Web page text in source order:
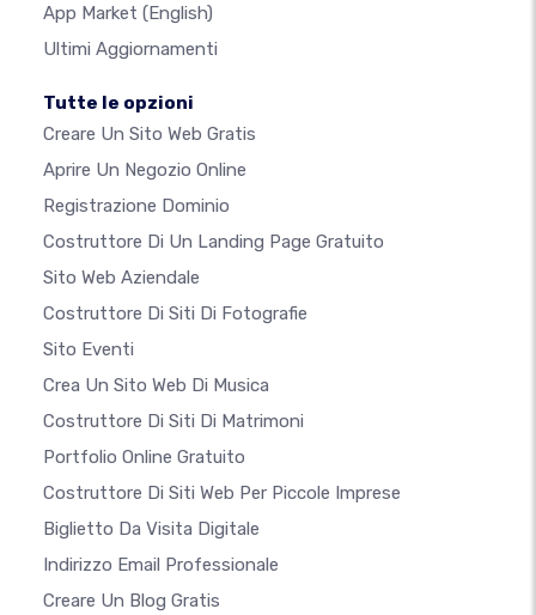
App Market (English)
Ultimi Aggiornamenti
Tutte le opzioni
Creare Un Sito Web Gratis
Aprire Un Negozio Online
Registrazione Dominio
Costruttore Di Un Landing Page Gratuito
Sito Web Aziendale
Costruttore Di Siti Di Fotografie
Sito Eventi
Crea Un Sito Web Di Musica
Costruttore Di Siti Di Matrimoni
Portfolio Online Gratuito
Costruttore Di Siti Web Per Piccole Imprese
Biglietto Da Visita Digitale
Indirizzo Email Professionale
Creare Un Blog Gratis